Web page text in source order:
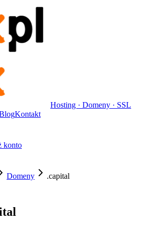
Hosting · Domeny · SSL
Kontakt
konto
Domeny .capital